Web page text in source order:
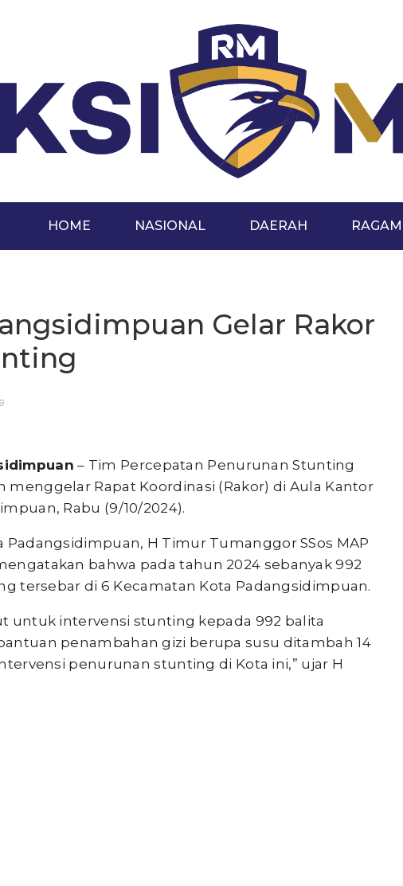
HOME NASIONAL DAERAH RAGAM
Gelar Rakor
– Tim Percepatan Penurunan Stunting
menggelar Rapat Koordinasi (Rakor) di Aula Kantor
Rabu (9/10/2024).
Padangsidimpuan, H Timur Tumanggor SSos MAP
bahwa pada tahun 2024 sebanyak 992
tersebar di 6 Kecamatan Kota Padangsidimpuan.
untuk intervensi stunting kepada 992 balita
penambahan gizi berupa susu ditambah 14
penurunan stunting di Kota ini,” ujar H